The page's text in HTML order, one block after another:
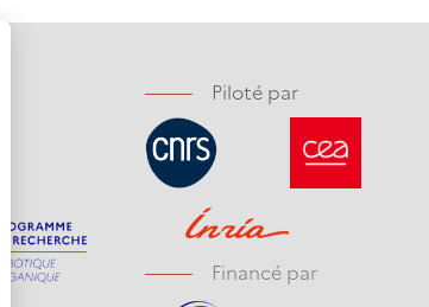
Piloté par
Financé par